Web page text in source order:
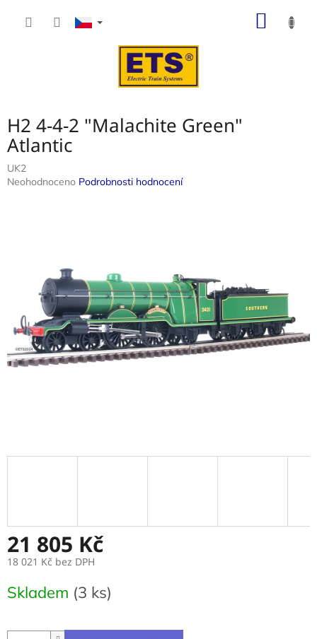
H2 4-4-2 "Malachite Green"
Atlantic
UK2
Průměrné
hvězdiček.
Neohodnoceno Podrobnosti hodnocení
21 805 Kč
18 021 Kč bez DPH
cena:
Skladem (3 ks)